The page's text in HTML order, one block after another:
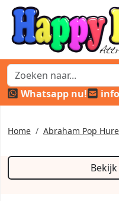
Whatsapp nu!
Home Abraham Pop